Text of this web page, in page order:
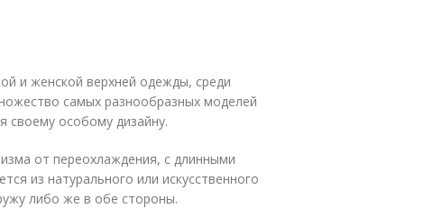
и женской верхней одежды, среди
самых разнообразных моделей
своему особому дизайну.
от переохлаждения, с длинными
из натурального или искусственного
либо же в обе стороны.